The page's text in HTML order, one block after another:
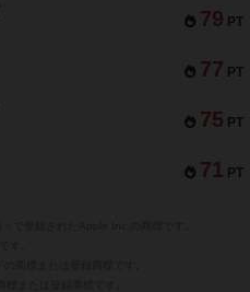
79 PT
77 PT
75 PT
71 PT